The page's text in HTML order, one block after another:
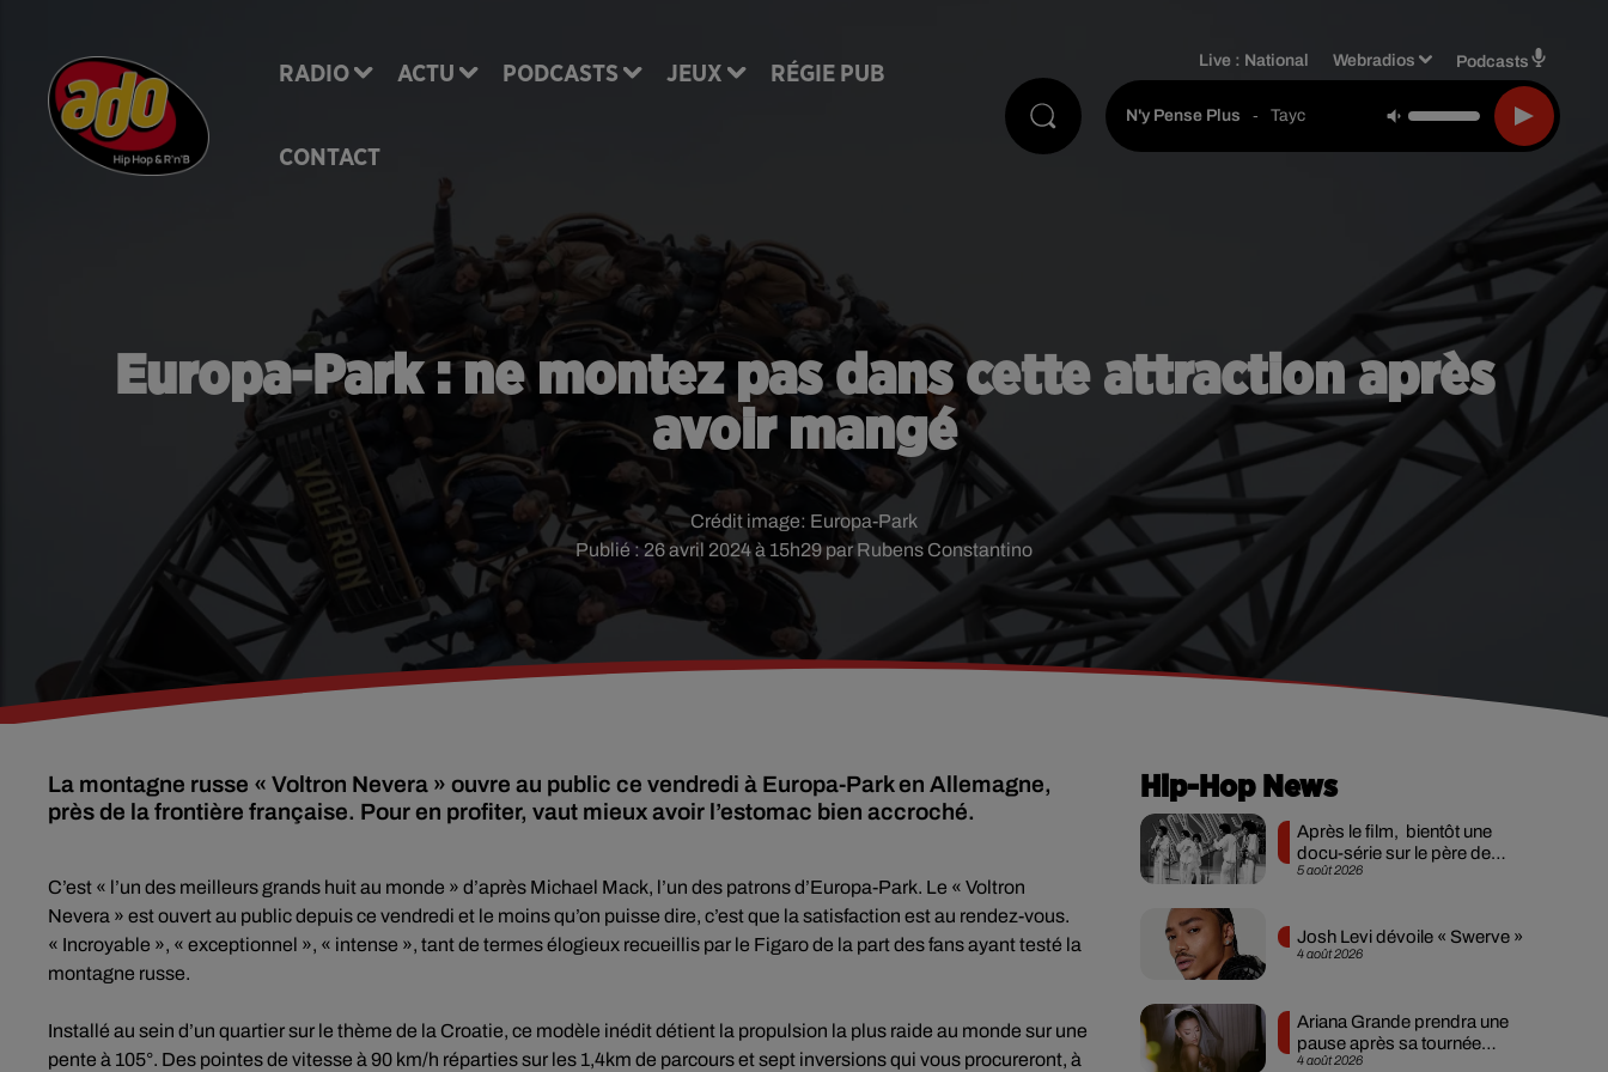
RADIO ACTU PODCASTS JEUX RÉGIE PUB
CONTACT
Live : National Webradios Podcasts
N'y Pense Plus - Tayc
Europa-Park : ne montez pas dans cette attraction après
avoir mangé
Publié : 26 avril 2024 à 15h29 par Rubens Constantino
Crédit image: Europa-Park
La montagne russe « Voltron Nevera » ouvre au public ce vendredi à Europa-Park en Allemagne,
près de la frontière française. Pour en profiter, vaut mieux avoir l’estomac bien accroché.
C’est « l’un des meilleurs grands huit au monde » d’après Michael Mack, l’un des patrons d’Europa-Park. Le « Voltron
Nevera » est ouvert au public depuis ce vendredi et le moins qu’on puisse dire, c’est que la satisfaction est au rendez-vous.
« Incroyable », « exceptionnel », « intense », tant de termes élogieux recueillis par le Figaro de la part des fans ayant testé la
montagne russe.
Installé au sein d’un quartier sur le thème de la Croatie, ce modèle inédit détient la propulsion la plus raide au monde sur une
pente à 105°. Des pointes de vitesse à 90 km/h réparties sur les 1,4km de parcours et sept inversions qui vous procureront, à
Hip-Hop News
5 août 2026
Après le film, bientôt une
docu-série sur le père de
Michael Jackson
4 août 2026
Josh Levi dévoile « Swerve »
4 août 2026
Ariana Grande prendra une
pause après sa tournée
mondiale